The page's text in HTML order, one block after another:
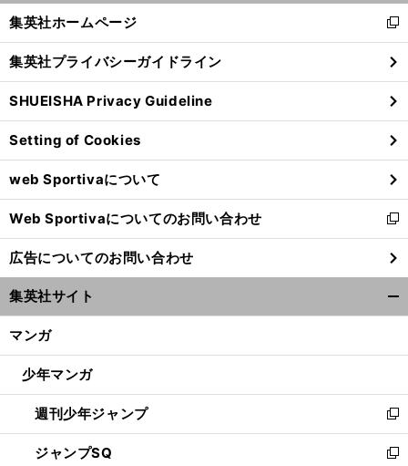
へ
閉
る
集英社ホームページ
新
し
い
ウ
ィ
ン
ド
ウ
で
開
く
集英社プライバシーガイドライン
SHUEISHA Privacy Guideline
Setting of Cookies
web Sportivaについて
Web Sportivaについてのお問い合わせ
新
し
い
ウ
ィ
ン
ウ
開
く
広告についてのお問い合わせ
集英社サイト
マンガ
少年マンガ
週刊少年ジャンプ
新
し
い
ジャンプSQ
新